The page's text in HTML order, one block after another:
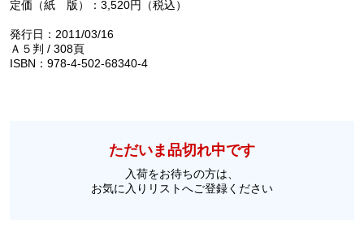
定価（紙 版）：3,520円（税込）
発行日：2011/03/16
Ａ５判 / 308頁
ISBN：978-4-502-68340-4
ただいま品切れ中です
入荷をお待ちの方は、
お気に入りリストへご登録ください